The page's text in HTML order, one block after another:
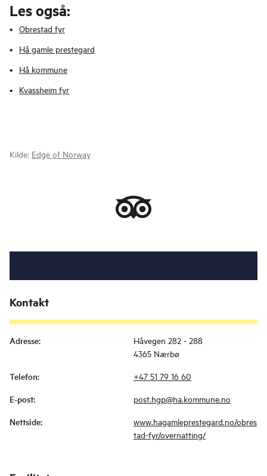
Les også:
Obrestad fyr
Hå gamle prestegard
Hå kommune
Kvassheim fyr
Kilde: Edge of Norway
Kontakt
Adresse:
Håvegen 282 - 288
4365 Nærbø
Telefon: +47 51 79 16 60
E-post: post.hgp@ha.kommune.no
Nettside:
www.hagamleprestegard.no/obres
tad-fyr/overnatting/